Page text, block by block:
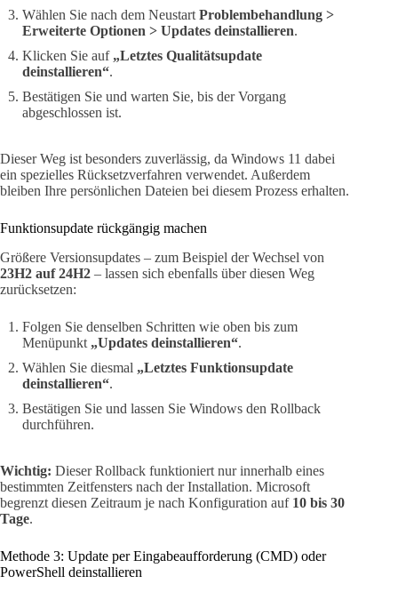
Wählen Sie nach dem Neustart Problembehandlung >
Erweiterte Optionen > Updates deinstallieren.
Klicken Sie auf „Letztes Qualitätsupdate
deinstallieren“.
Bestätigen Sie und warten Sie, bis der Vorgang
abgeschlossen ist.
Dieser Weg ist besonders zuverlässig, da Windows 11 dabei
ein spezielles Rücksetzverfahren verwendet. Außerdem
bleiben Ihre persönlichen Dateien bei diesem Prozess erhalten.
Funktionsupdate rückgängig machen
Größere Versionsupdates – zum Beispiel der Wechsel von
23H2 auf 24H2 – lassen sich ebenfalls über diesen Weg
zurücksetzen:
Folgen Sie denselben Schritten wie oben bis zum
Menüpunkt „Updates deinstallieren“.
Wählen Sie diesmal „Letztes Funktionsupdate
deinstallieren“.
Bestätigen Sie und lassen Sie Windows den Rollback
durchführen.
Wichtig: Dieser Rollback funktioniert nur innerhalb eines
bestimmten Zeitfensters nach der Installation. Microsoft
begrenzt diesen Zeitraum je nach Konfiguration auf 10 bis 30
Tage.
Methode 3: Update per Eingabeaufforderung (CMD) oder
PowerShell deinstallieren